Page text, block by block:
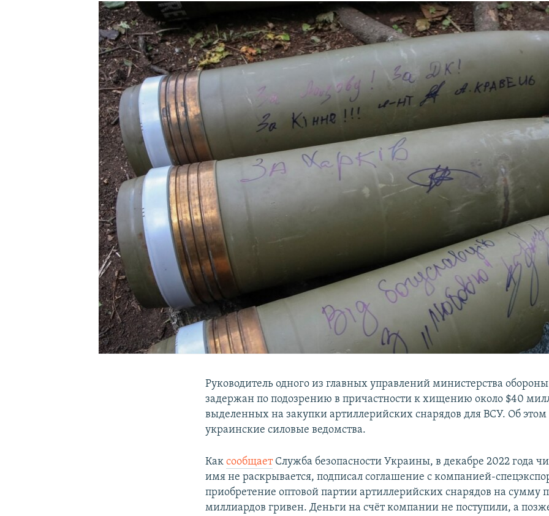
ПОДПИШИТЕСЬ НА РАССЫЛКУ
Руководитель одного из главных управлений министерства
задержан по подозрению в причастности к хищению около $40
выделенных на закупки артиллерийских снарядов для ВСУ. Об
украинские силовые ведомства.
КаксообщаетСлужба безопасности Украины, в декабре 2022 года
имя не раскрывается, подписал соглашение с компанией-
приобретение оптовой партии артиллерийских снарядов на сумму
миллиардов гривен. Деньги на счёт компании не поступили, а